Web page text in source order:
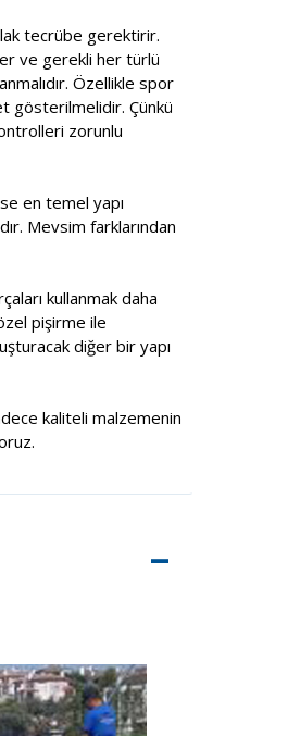
tecrübe gerektirir.
ve gerekli her türlü
Özellikle spor
gösterilmelidir. Çünkü
zorunlu
en temel yapı
Mevsim farklarından
kullanmak daha
pişirme ile
diğer bir yapı
kaliteli malzemenin
–